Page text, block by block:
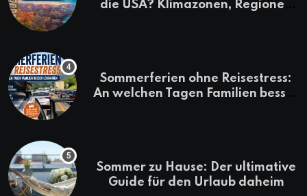
die USA? Klimazonen, Regionen
Sommerferien ohne Reisestress:
An welchen Tagen Familien besser
Sommer zu Hause: Der ultimative
Guide für den Urlaub daheim